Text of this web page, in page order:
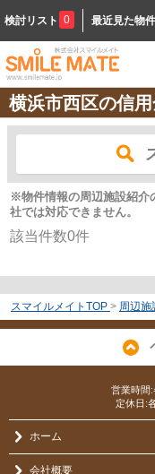
検討リスト 0 最近見た物件
横浜市西区の信
※物件情報の周辺施設紹介
社では対応できません。
該当件数0件
スマイルメイトTOP > 周辺施
営業時間
定休日:
ホーム
会社概要